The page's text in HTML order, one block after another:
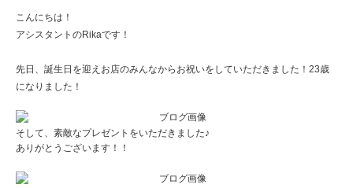
こんにちは！
アシスタントのRikaです！
先日、誕生日を迎えお店のみんなからお祝いをしていただきました！23歳
になりました！
そして、素敵なプレゼントをいただきました♪
ありがとうございます！！